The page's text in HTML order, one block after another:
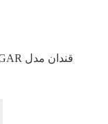
قندان مدل TP-M514JN/BH1A-EFG-GOLD SUGAR